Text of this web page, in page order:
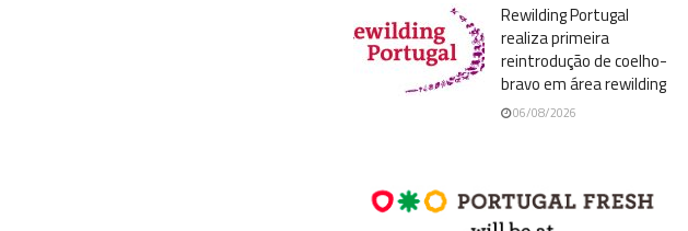
Rewilding Portugal
realiza primeira
reintrodução de coelho-
bravo em área rewilding
06/08/2026